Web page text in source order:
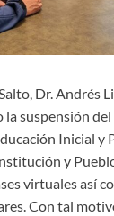
Dr. Andrés
suspensión
Inicial y
y
virtuales así
Con tal